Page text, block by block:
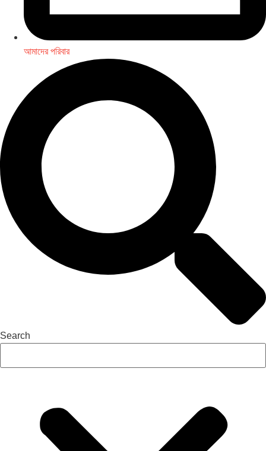
আমাদের পরিবার
Search